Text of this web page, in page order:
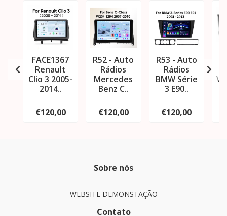
FACE1367
Renault
Clio 3 2005-
2014..
€120,00
R52 - Auto
Rádios
Mercedes
Benz C..
€120,00
R53 - Auto
Rádios
BMW Série
3 E90..
€120,00
Sobre nós
WEBSITE DEMONSTAÇÃO
Contato